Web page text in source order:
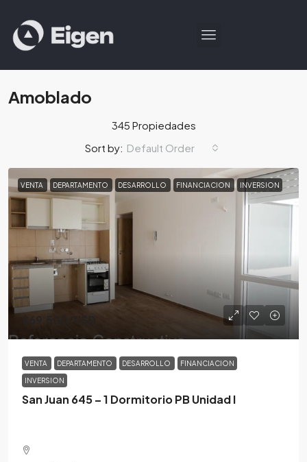
Amoblado
345 Propiedades
Sort by: Default Order
VENTA DEPARTAMENTO DESARROLLO FINANCIACION INVERSION
$69,500
VENTA DEPARTAMENTO DESARROLLO FINANCIACION
INVERSION
San Juan 645 – 1 Dormitorio PB Unidad I